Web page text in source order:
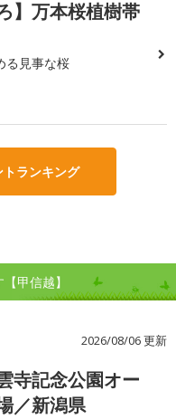
】万本桜植樹帯
る見事な桜
ランキング
甲信越】
2026/08/06 更新
寺記念公園オー
／新潟県